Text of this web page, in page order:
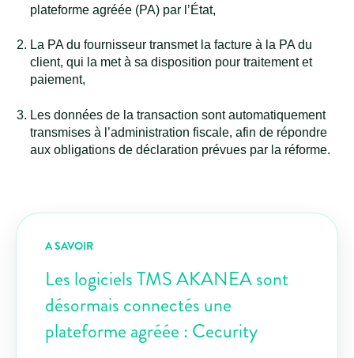
plateforme agréée (PA) par l’État,
La PA du fournisseur transmet la facture à la PA du
client, qui la met à sa disposition pour traitement et
paiement,
Les données de la transaction sont automatiquement
transmises à l’administration fiscale, afin de répondre
aux obligations de déclaration prévues par la réforme.
A SAVOIR
Les logiciels TMS AKANEA sont
désormais connectés une
plateforme agréée : Cecurity